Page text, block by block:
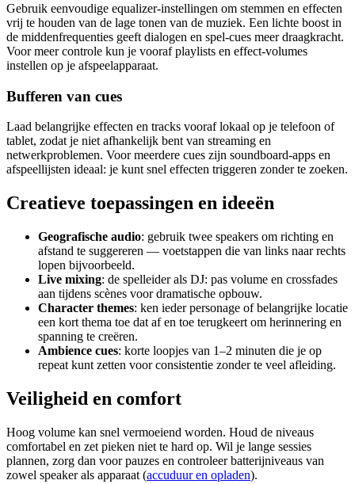
Gebruik eenvoudige equalizer-instellingen om stemmen en effecten
vrij te houden van de lage tonen van de muziek. Een lichte boost in
de middenfrequenties geeft dialogen en spel-cues meer draagkracht.
Voor meer controle kun je vooraf playlists en effect-volumes
instellen op je afspeelapparaat.
Bufferen van cues
Laad belangrijke effecten en tracks vooraf lokaal op je telefoon of
tablet, zodat je niet afhankelijk bent van streaming en
netwerkproblemen. Voor meerdere cues zijn soundboard-apps en
afspeellijsten ideaal: je kunt snel effecten triggeren zonder te zoeken.
Creatieve toepassingen en ideeën
Geografische audio: gebruik twee speakers om richting en
afstand te suggereren — voetstappen die van links naar rechts
lopen bijvoorbeeld.
Live mixing: de spelleider als DJ: pas volume en crossfades
aan tijdens scènes voor dramatische opbouw.
Character themes: ken ieder personage of belangrijke locatie
een kort thema toe dat af en toe terugkeert om herinnering en
spanning te creëren.
Ambience cues: korte loopjes van 1–2 minuten die je op
repeat kunt zetten voor consistentie zonder te veel afleiding.
Veiligheid en comfort
Hoog volume kan snel vermoeiend worden. Houd de niveaus
comfortabel en zet pieken niet te hard op. Wil je lange sessies
plannen, zorg dan voor pauzes en controleer batterijniveaus van
zowel speaker als apparaat (accuduur en opladen).